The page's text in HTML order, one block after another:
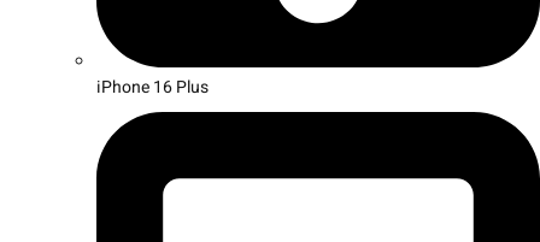
iPhone 16 Plus